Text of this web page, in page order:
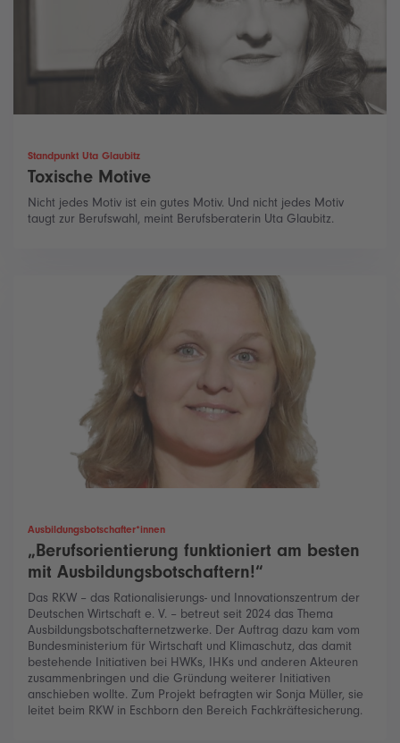
Standpunkt Uta Glaubitz
Toxische Motive
Nicht jedes Motiv ist ein gutes Motiv. Und nicht jedes Motiv
taugt zur Berufswahl, meint Berufsberaterin Uta Glaubitz.
Ausbildungsbotschafter*innen
„Berufsorientierung funktioniert am besten
mit Ausbildungsbotschaftern!“
Das RKW – das Rationalisierungs- und Innovationszentrum der
Deutschen Wirtschaft e. V. – betreut seit 2024 das Thema
Ausbildungsbotschafternetzwerke. Der Auftrag dazu kam vom
Bundesministerium für Wirtschaft und Klimaschutz, das damit
bestehende Initiativen bei HWKs, IHKs und anderen Akteuren
zusammenbringen und die Gründung weiterer Initiativen
anschieben wollte. Zum Projekt befragten wir Sonja Müller, sie
leitet beim RKW in Eschborn den Bereich Fachkräftesicherung.